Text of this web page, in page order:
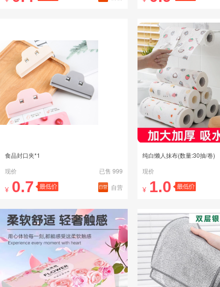
食品封口夹*1
现价
已售 999
¥ 0.7 自营
纯白懒人抹布(数量:30抽/卷)
现价
¥ 1.0